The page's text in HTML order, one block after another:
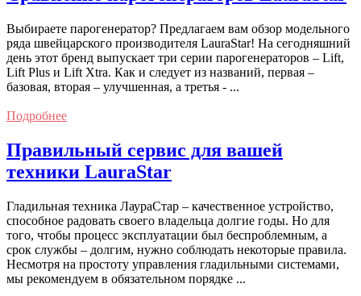
Выбираете парогенератор? Предлагаем вам обзор модельного
ряда швейцарского производителя LauraStar! На сегодняшний
день этот бренд выпускает три серии парогенераторов – Lift,
Lift Plus и Lift Xtra. Как и следует из названий, первая –
базовая, вторая – улучшенная, а третья - ...
Подробнее
Правильный сервис для вашей
техники LauraStar
Гладильная техника ЛаураСтар – качественное устройство,
способное радовать своего владельца долгие годы. Но для
того, чтобы процесс эксплуатации был беспроблемным, а
срок службы – долгим, нужно соблюдать некоторые правила.
Несмотря на простоту управления гладильными системами,
мы рекомендуем в обязательном порядке ...